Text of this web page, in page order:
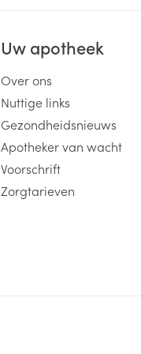
Uw apotheek
Over ons
Nuttige links
Gezondheidsnieuws
Apotheker van wacht
Voorschrift
Zorgtarieven